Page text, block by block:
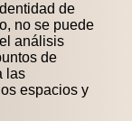
de
no se puede
análisis
de
las
espacios y